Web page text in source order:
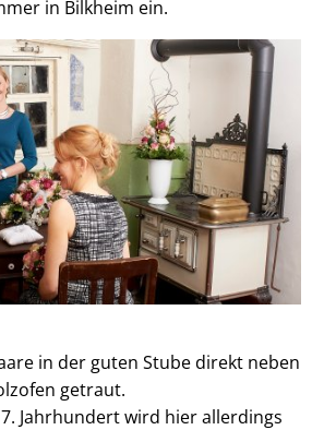
in Bilkheim ein.
in der guten Stube direkt neben
getraut.
Jahrhundert wird hier allerdings